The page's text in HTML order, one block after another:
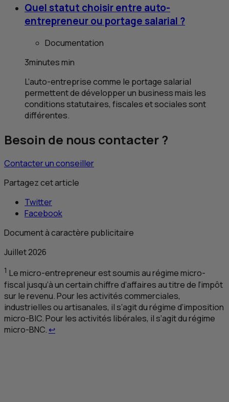
Quel statut choisir entre auto-
entrepreneur ou portage salarial ?
Documentation
3minutesmin
L’auto-entreprise comme le portage salarial
permettent de développer un business mais les
conditions statutaires, fiscales et sociales sont
différentes.
Besoin de nous contacter ?
Contacter un conseiller
Partagez cet article
Twitter
Facebook
Document à caractère publicitaire
Juillet 2026
1 Le micro-entrepreneur est soumis au régime micro-
fiscal jusqu’à un certain chiffre d’affaires au titre de l’impôt
sur le revenu. Pour les activités commerciales,
industrielles ou artisanales, il s’agit du régime d’imposition
micro-BIC. Pour les activités libérales, il s’agit du régime
micro-BNC. ↩Retour au renvoi 1